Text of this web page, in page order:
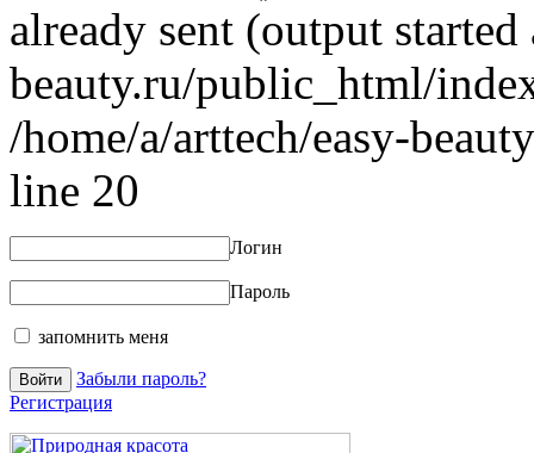
already sent (output
beauty.ru/public_html/
/home/a/arttech/easy-
line 20
Логин
Пароль
запомнить меня
Забыли пароль?
Регистрация